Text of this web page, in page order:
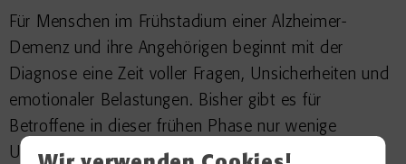
Für Menschen im Frühstadium einer Alzheimer-
Demenz und ihre Angehörigen beginnt mit der
Diagnose eine Zeit voller Fragen, Unsicherheiten und
emotionaler Belastungen. Bisher gibt es für
Betroffene in dieser frühen Phase nur wenige
Unterstützungsangebote.